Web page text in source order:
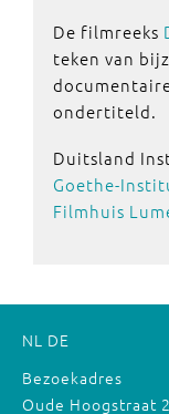
De filmreeks
teken van
ondertiteld.
Duitsland
Goethe-
Filmhuis
NL DE
Bezoekadres
Oude Hoogstraat